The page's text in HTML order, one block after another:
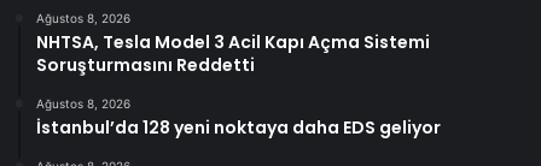
Ağustos 8, 2026
NHTSA, Tesla Model 3 Acil Kapı Açma Sistemi
Soruşturmasını Reddetti
Ağustos 8, 2026
İstanbul’da 128 yeni noktaya daha EDS geliyor